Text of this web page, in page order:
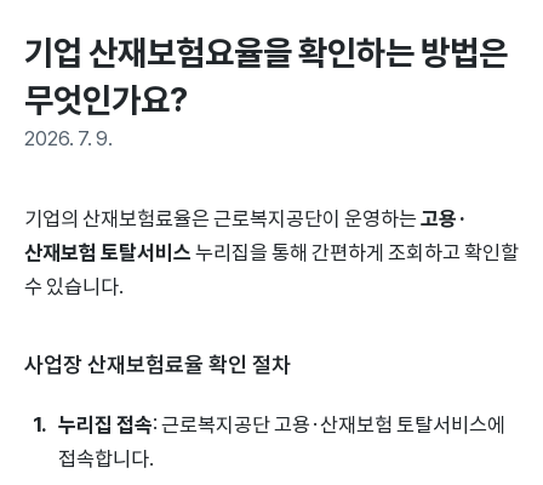
기업 산재보험요율을 확인하는 방법은
무엇인가요?
2026. 7. 9.
기업의 산재보험료율은 근로복지공단이 운영하는고용·
산재보험 토탈서비스누리집을 통해 간편하게 조회하고 확인할
수 있습니다.
사업장 산재보험료율 확인 절차
누리집 접속: 근로복지공단 고용·산재보험 토탈서비스에
접속합니다.